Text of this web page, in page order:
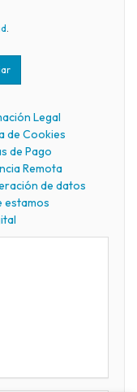
Legal
de Cookies
de Pago
Remota
de datos
estamos